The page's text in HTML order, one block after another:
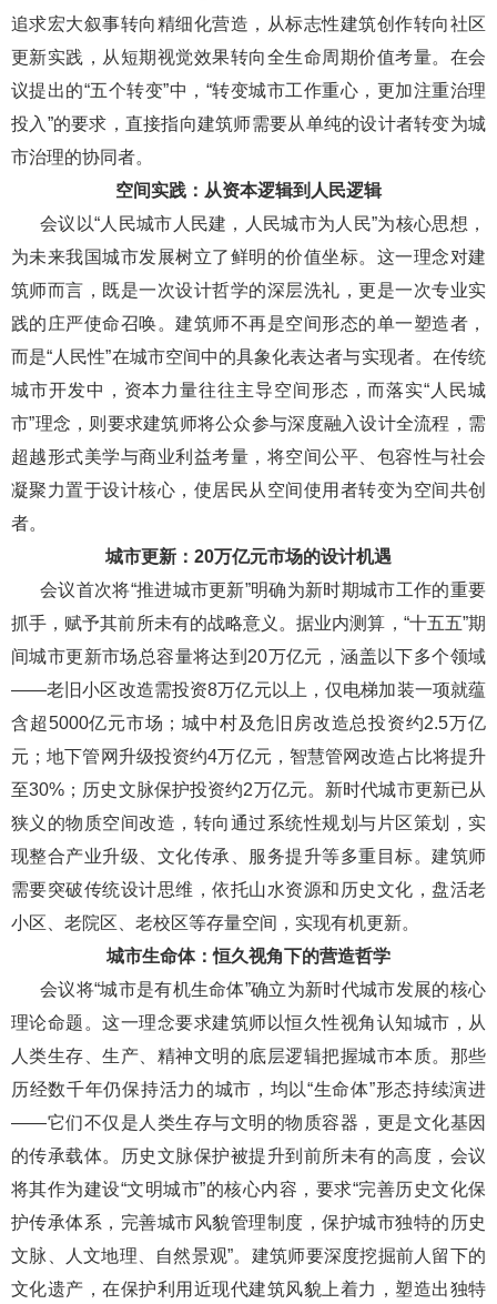
追求宏大叙事转向精细化营造，从标志性建筑创作转向社区
更新实践，从短期视觉效果转向全生命周期价值考量。在会
议提出的“五个转变”中，“转变城市工作重心，更加注重治理
投入”的要求，直接指向建筑师需要从单纯的设计者转变为城
市治理的协同者。
空间实践：从资本逻辑到人民逻辑
会议以“人民城市人民建，人民城市为人民”为核心思想，
为未来我国城市发展树立了鲜明的价值坐标。这一理念对建
筑师而言，既是一次设计哲学的深层洗礼，更是一次专业实
践的庄严使命召唤。建筑师不再是空间形态的单一塑造者，
而是“人民性”在城市空间中的具象化表达者与实现者。在传统
城市开发中，资本力量往往主导空间形态，而落实“人民城
市”理念，则要求建筑师将公众参与深度融入设计全流程，需
超越形式美学与商业利益考量，将空间公平、包容性与社会
凝聚力置于设计核心，使居民从空间使用者转变为空间共创
者。
城市更新：20万亿元市场的设计机遇
会议首次将“推进城市更新”明确为新时期城市工作的重要
抓手，赋予其前所未有的战略意义。据业内测算，“十五五”期
间城市更新市场总容量将达到20万亿元，涵盖以下多个领域
——老旧小区改造需投资8万亿元以上，仅电梯加装一项就蕴
含超5000亿元市场；城中村及危旧房改造总投资约2.5万亿
元；地下管网升级投资约4万亿元，智慧管网改造占比将提升
至30%；历史文脉保护投资约2万亿元。新时代城市更新已从
狭义的物质空间改造，转向通过系统性规划与片区策划，实
现整合产业升级、文化传承、服务提升等多重目标。建筑师
需要突破传统设计思维，依托山水资源和历史文化，盘活老
小区、老院区、老校区等存量空间，实现有机更新。
城市生命体：恒久视角下的营造哲学
会议将“城市是有机生命体”确立为新时代城市发展的核心
理论命题。这一理念要求建筑师以恒久性视角认知城市，从
人类生存、生产、精神文明的底层逻辑把握城市本质。那些
历经数千年仍保持活力的城市，均以“生命体”形态持续演进
——它们不仅是人类生存与文明的物质容器，更是文化基因
的传承载体。历史文脉保护被提升到前所未有的高度，会议
将其作为建设“文明城市”的核心内容，要求“完善历史文化保
护传承体系，完善城市风貌管理制度，保护城市独特的历史
文脉、人文地理、自然景观”。建筑师要深度挖掘前人留下的
文化遗产，在保护利用近现代建筑风貌上着力，塑造出独特